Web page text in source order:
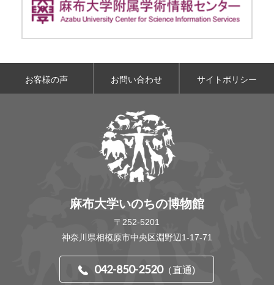
お客様の声 お問い合わせ サイトポリシー
麻布大学いのちの博物館
〒252-5201
神奈川県相模原市中央区淵野辺1-17-71
042-850-2520（直通)